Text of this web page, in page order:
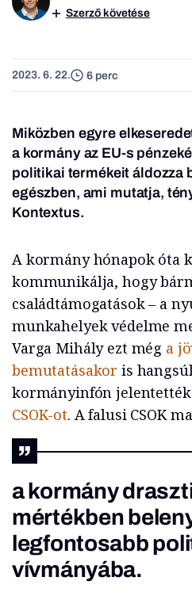
Szerző követése
2023. 6. 22. 6 perc
Miközben egyre
a kormány az EU-s
politikai termékeit áldozza
egészben, ami mutatja,
Kontextus.
A kormány hónapok óta
kommunikálja, hogy
családtámogatások – a
munkahelyek védelme
Varga Mihály ezt még a
bemutatásakor is
kormányinfón
CSOK-ot. A falusi CSOK
a kormány
mértékben
legfontosabb
vívmányába.